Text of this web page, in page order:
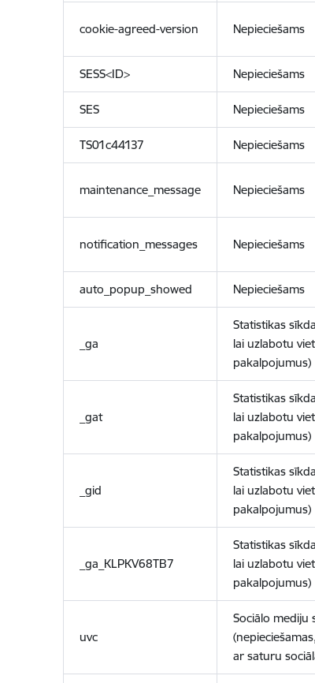
cookie-agreed-version Nepieciešams
SESS<ID> Nepieciešams
SES Nepieciešams
TS01c44137 Nepieciešams
maintenance_message Nepieciešams
notification_messages Nepieciešams
auto_popup_showed Nepieciešams
_ga
Statistikas
lai uzlabotu
pakalpojumus)
_gat
Statistikas
lai uzlabotu
pakalpojumus)
_gid
Statistikas
lai uzlabotu
pakalpojumus)
_ga_KLPKV68TB7
Statistikas
lai uzlabotu
pakalpojumus)
uvc
Sociālo mediju
ar saturu